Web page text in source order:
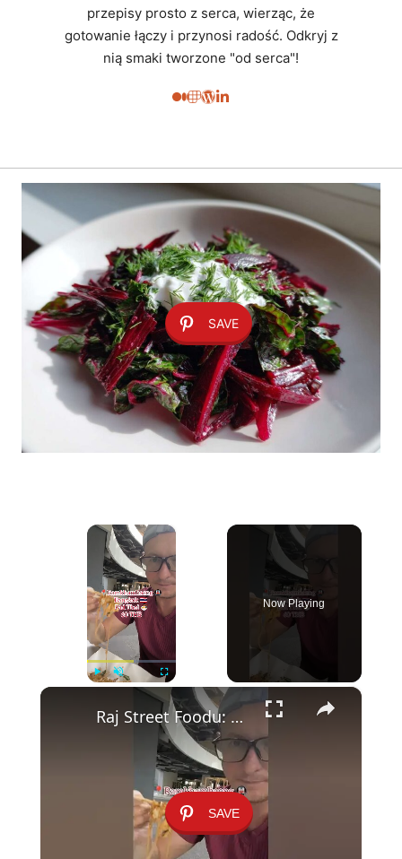
przepisy prosto z serca, wierząc, że
gotowanie łączy i przynosi radość. Odkryj z
nią smaki tworzone "od serca"!
SAVE
×
Unmute Fullscreen
Now Playing
×
SAVE
Raj Street Foodu: Pad Thai za 60 Batów pod Stacją Ramkhamhaeng 🍜✨